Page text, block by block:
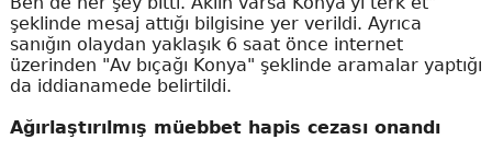
şeklinde mesaj attığı bilgisine yer verildi. Ayrıca
sanığın olaydan yaklaşık 6 saat önce internet
üzerinden "Av bıçağı Konya" şeklinde aramalar yaptığı
da iddianamede belirtildi.
Ağırlaştırılmış müebbet hapis cezası onandı